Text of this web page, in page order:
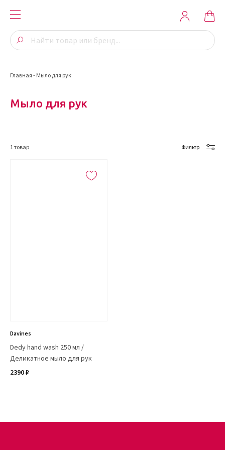
Главная - Мыло для рук
Мыло для рук
1 товар Фильтр
Davines
Dedy hand wash 250 мл /
Деликатное мыло для рук
2390 ₽